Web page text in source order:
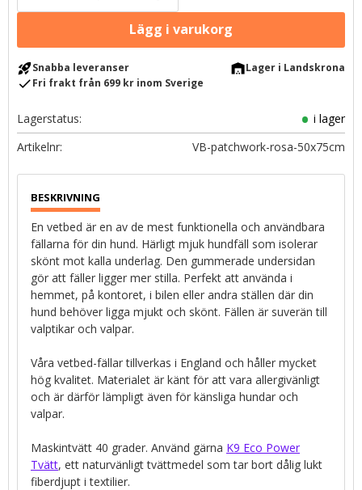
rocket_launchSnabba leveranser warehouseLager i Landskrona
checkFri frakt från 699 kr inom Sverige
Lagerstatus
i lager
Artikelnr
VB-patchwork-rosa-50x75cm
En vetbed är en av de mest funktionella och användbara
fällarna för din hund. Härligt mjuk hundfäll som isolerar
skönt mot kalla underlag. Den gummerade undersidan
gör att fäller ligger mer stilla. Perfekt att använda i
hemmet, på kontoret, i bilen eller andra ställen där din
hund behöver ligga mjukt och skönt. Fällen är suverän till
valptikar och valpar.
Våra vetbed-fällar tillverkas i England och håller mycket
hög kvalitet. Materialet är känt för att vara allergivänligt
och är därför lämpligt även för känsliga hundar och
valpar.
Maskintvätt 40 grader. Använd gärna K9 Eco Power
Tvätt, ett naturvänligt tvättmedel som tar bort dålig lukt
fiberdjupt i textilier.